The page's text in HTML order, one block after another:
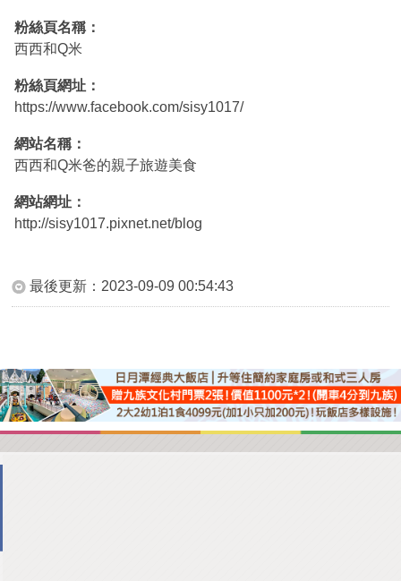
APP下載
粉絲頁名稱：
西西和Q米
粉絲頁網址：
https://www.facebook.com/sisy1017/
網站名稱：
西西和Q米爸的親子旅遊美食
網站網址：
http://sisy1017.pixnet.net/blog
最後更新： 2023-09-09 00:54:43